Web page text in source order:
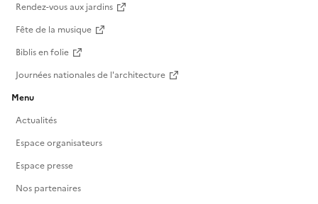
Rendez-vous aux jardins
Fête de la musique
Biblis en folie
Journées nationales de l'architecture
Menu
Actualités
Espace organisateurs
Espace presse
Nos partenaires